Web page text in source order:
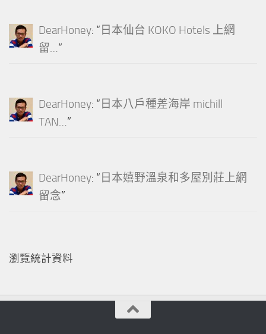
DearHoney: “ 日本仙台 KOKO Hotels 上網
留…”
DearHoney: “ 日本八戶種差海岸 michill
TAN…”
DearHoney: “ 日本嬉野溫泉和多屋別莊上網
留念”
瀏覽統計資料